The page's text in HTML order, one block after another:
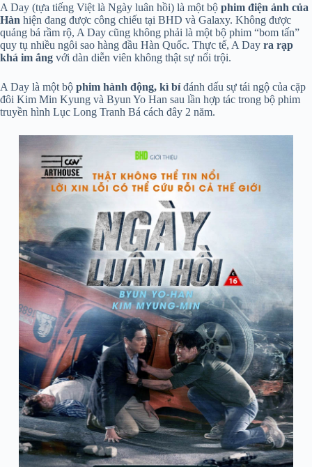
A Day (tựa tiếng Việt là Ngày luân hồi) là một bộ phim điện ảnh của
Hàn hiện đang được công chiếu tại BHD và Galaxy. Không được
quảng bá rầm rộ, A Day cũng không phải là một bộ phim “bom tấn”
quy tụ nhiều ngôi sao hàng đầu Hàn Quốc. Thực tế, A Day ra rạp
khá im ắng với dàn diễn viên không thật sự nổi trội.
A Day là một bộ phim hành động, kì bíđánh dấu sự tái ngộ của cặp
đôi Kim Min Kyung và Byun Yo Han sau lần hợp tác trong bộ phim
truyền hình Lục Long Tranh Bá cách đây 2 năm.